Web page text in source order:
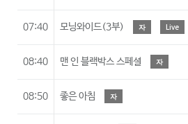
07:40 모닝와이드(3부) 자 Live
08:40 맨 인 블랙박스 스페셜 자
08:50 좋은 아침 자